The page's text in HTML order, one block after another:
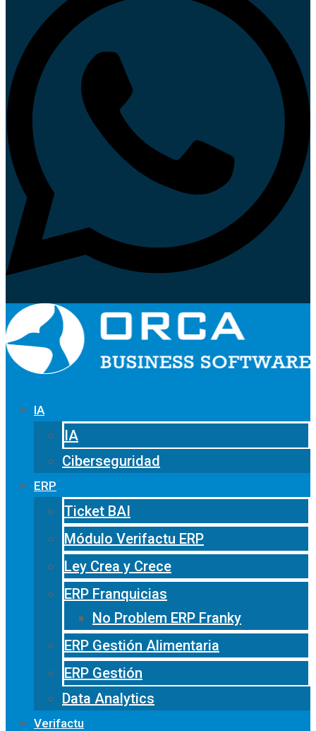
IA
IA
Ciberseguridad
ERP
Ticket BAI
Módulo Verifactu ERP
Ley Crea y Crece
ERP Franquicias
No Problem ERP Franky
ERP Gestión Alimentaria
ERP Gestión
Data Analytics
Verifactu